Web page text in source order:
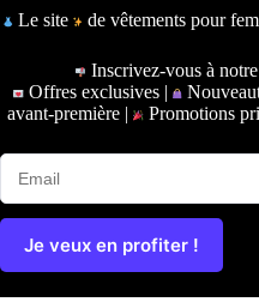
Le site de vêtements pour
Inscrivez-vous à
Offres exclusives |
avant-première | Promotions
Je veux en profiter !